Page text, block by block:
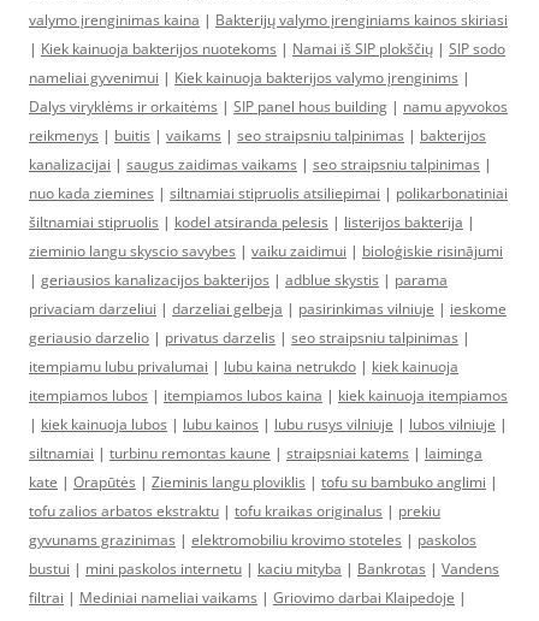
valymo įrenginimas kaina | Bakterijų valymo įrenginiams kainos skiriasi
| Kiek kainuoja bakterijos nuotekoms | Namai iš SIP plokščių | SIP sodo
nameliai gyvenimui | Kiek kainuoja bakterijos valymo įrenginims |
Dalys viryklėms ir orkaitėms | SIP panel hous building | namu apyvokos
reikmenys | buitis | vaikams | seo straipsniu talpinimas | bakterijos
kanalizacijai | saugus zaidimas vaikams | seo straipsniu talpinimas |
nuo kada ziemines | siltnamiai stipruolis atsiliepimai | polikarbonatiniai
šiltnamiai stipruolis | kodel atsiranda pelesis | listerijos bakterija |
zieminio langu skyscio savybes | vaiku zaidimui | bioloģiskie risinājumi
| geriausios kanalizacijos bakterijos | adblue skystis | parama
privaciam darzeliui | darzeliai gelbeja | pasirinkimas vilniuje | ieskome
geriausio darzelio | privatus darzelis | seo straipsniu talpinimas |
itempiamu lubu privalumai | lubu kaina netrukdo | kiek kainuoja
itempiamos lubos | itempiamos lubos kaina | kiek kainuoja itempiamos
| kiek kainuoja lubos | lubu kainos | lubu rusys vilniuje | lubos vilniuje |
siltnamiai | turbinu remontas kaune | straipsniai katems | laiminga
kate | Orapūtės | Zieminis langu ploviklis | tofu su bambuko anglimi |
tofu zalios arbatos ekstraktu | tofu kraikas originalus | prekiu
gyvunams grazinimas | elektromobiliu krovimo stoteles | paskolos
bustui | mini paskolos internetu | kaciu mityba | Bankrotas | Vandens
filtrai | Mediniai nameliai vaikams | Griovimo darbai Klaipedoje |